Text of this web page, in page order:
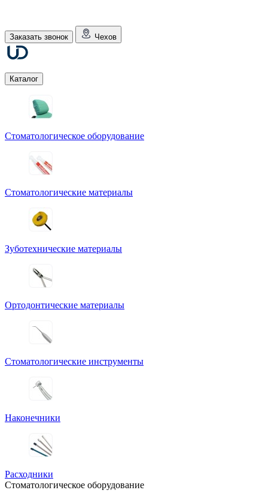
Заказать звонок Чехов
Каталог
Стоматологическое оборудование
Стоматологические материалы
Зуботехнические материалы
Ортодонтические материалы
Стоматологические инструменты
Наконечники
Расходники
Стоматологическое оборудование